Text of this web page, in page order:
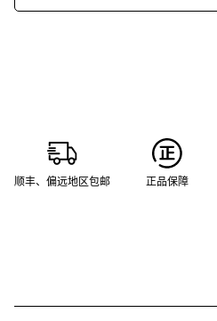
顺丰、偏远地区包邮 正品保障